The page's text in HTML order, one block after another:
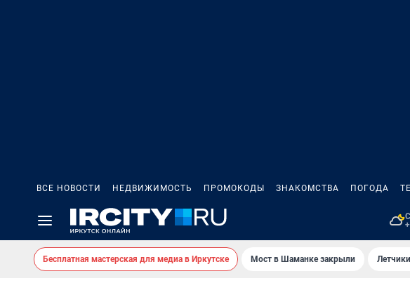
ВСЕ НОВОСТИ НЕДВИЖИМОСТЬ ПРОМОКОДЫ ЗНАКОМСТВА ПОГОДА
Бесплатная мастерская для медиа в Иркутске Мост в Шаманке закрыли